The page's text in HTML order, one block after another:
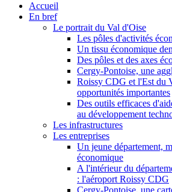
Accueil
En bref
Le portrait du Val d'Oise
Les pôles d'activités
Un tissu économique
Des pôles et des axes
Cergy-Pontoise, une
Roissy CDG et l'Est du
opportunités importantes
Des outils efficaces
au développement
Les infrastructures
Les entreprises
Un jeune département,
économique
A l'intérieur du
: l'aéroport Roissy CDG
Cergy-Pontoise, une